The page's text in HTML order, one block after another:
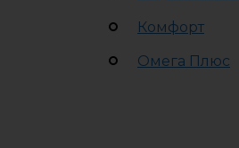
Комфорт
Омега Плюс